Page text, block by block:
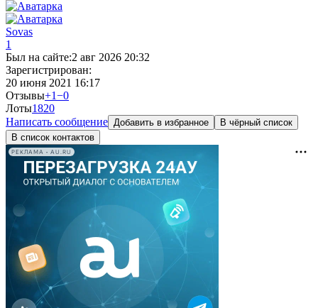
Sovas
1
Был на сайте:2 авг 2026 20:32
Зарегистрирован:
20 июня 2021 16:17
Отзывы+1−0
Лоты1820
Написать сообщение Добавить в избранное
В чёрный список
В список контактов
РЕКЛАМА • AU.RU